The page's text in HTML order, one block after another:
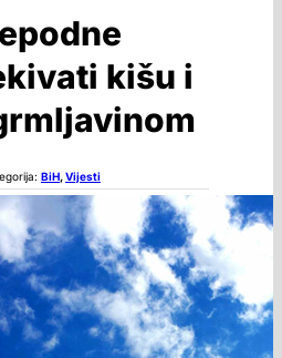
kišu i
BiH,Vijesti